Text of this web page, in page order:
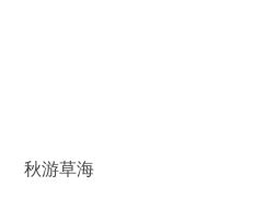
秋游草海